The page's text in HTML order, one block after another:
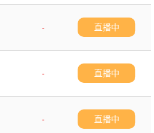
-
直播中
-
直播中
-
直播中